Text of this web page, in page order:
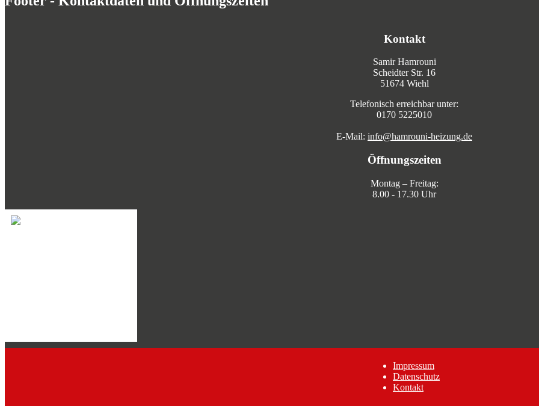
Kontakt
Samir Hamrouni
Scheidter Str. 16
51674 Wiehl
Telefonisch erreichbar unter:
0170 5225010
E-Mail: info@hamrouni-heizung.de
Öffnungszeiten
Montag – Freitag:
8.00 - 17.30 Uhr
Impressum
Datenschutz
Kontakt